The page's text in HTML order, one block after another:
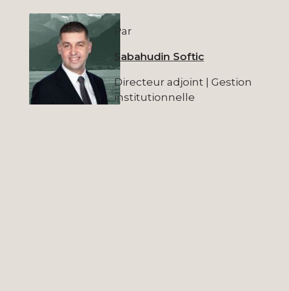
Par
Sabahudin Softic
Directeur adjoint | Gestion
institutionnelle